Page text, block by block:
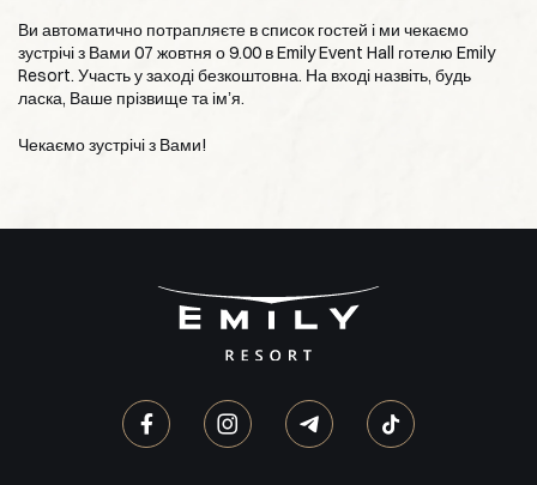
Ви автоматично потрапляєте в список гостей і ми чекаємо
зустрічі з Вами 07 жовтня о 9.00 в Emily Event Hall готелю Emily
Resort. Участь у заході безкоштовна. На вході назвіть, будь
ласка, Ваше прізвище та імʼя.
Чекаємо зустрічі з Вами!